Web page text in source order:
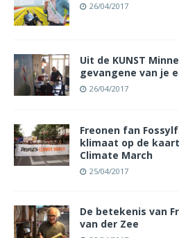
26/04/2017
Uit de KUNST
gevangene van je
26/04/2017
Freonen fan
klimaat op de
Climate March
25/04/2017
De betekenis van
van der Zee